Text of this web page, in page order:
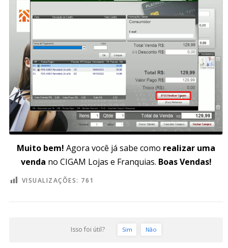
Muito bem! Agora você já sabe como realizar uma
venda no CIGAM Lojas e Franquias. Boas Vendas!
VISUALIZAÇÕES: 761
Isso foi útil? Sim Não